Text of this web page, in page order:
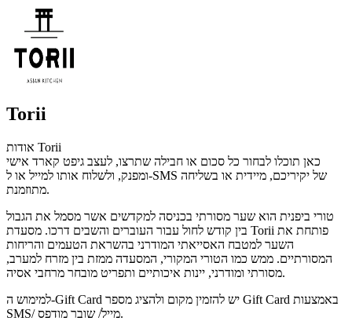
Torii
אודות Torii
כאן תוכלו לבחור כל סכום או חבילה שתרצו, לעצב גיפט קארד אישי
ומפנק, ולשלוח אותו למייל או ל-SMS של יקיריכם, מיידית או בשליחה
מתוזמנת.
טורי ביפנית הוא שער מסורתי בכניסה למקדשים אשר מסמל את הגבול
בין קודש לחול עבור העוברים והשבים דרכו. מסעדת Torii פותחת את
השער למטבח האסייאתי המודרני בהשראת הטעמים והריחות
המסורתיים. ממש כמו הטורי המקורי, המסעדה ממזת בין מזרח למערב,
מסורתי ומודרני, יינות איכותיים ותפריט מובחר מרחבי אסיה.
למימוש ה-Gift Card יש להזמין מקום ולהציג מספר Gift Card באמצעות
SMS/ מייל/ שובר מודפס.